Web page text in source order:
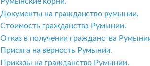
Документы на гражданство румынии.
Стоимость гражданства Румынии.
Отказ в получении гражданства
Присяга на верность Румынии.
Приказы на гражданство Румынии.